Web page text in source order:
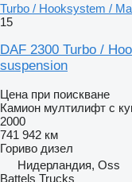
Turbo / Hooksystem /
15
DAF 2300 Turbo /
suspension
Цена при поискване
Камион мултилифт с
2000
741 942 км
Гориво дизел
Нидерландия, Oss
Battels Trucks